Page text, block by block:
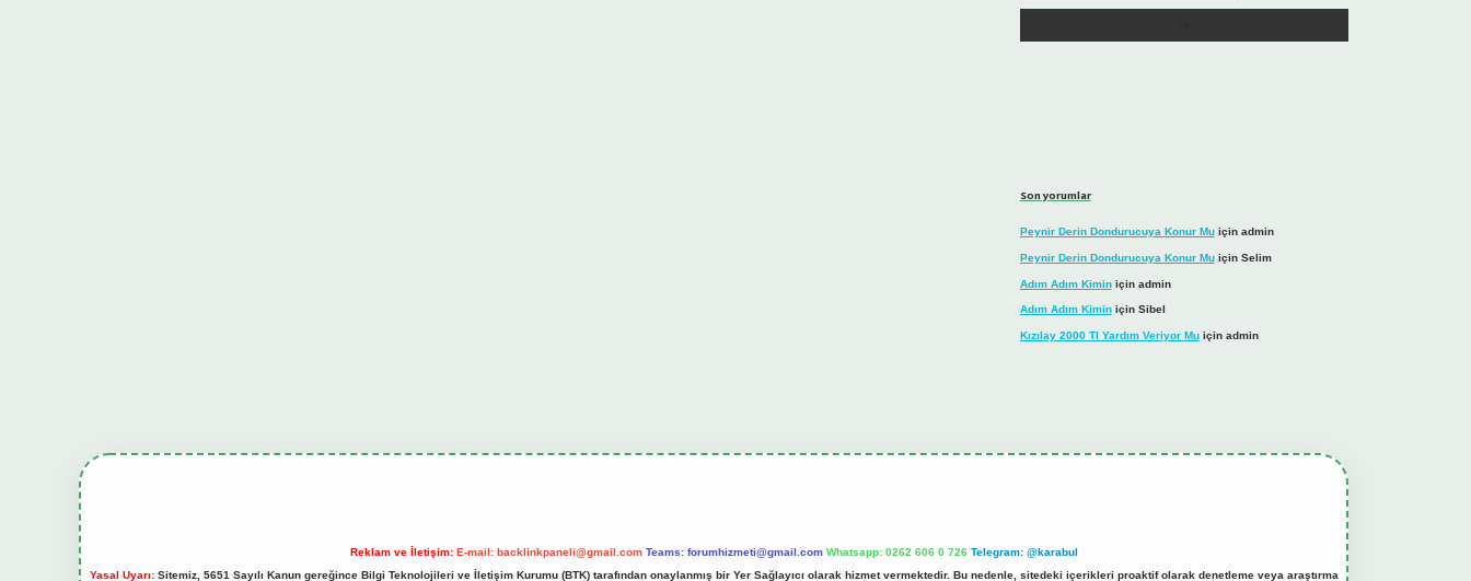
Son yorumlar
Peynir Derin Dondurucuya Konur Muiçin admin
Peynir Derin Dondurucuya Konur Muiçin Selim
Adım Adım Kiminiçin admin
Adım Adım Kiminiçin Sibel
Kızılay 2000 Tl Yardım Veriyor Muiçin admin
Reklam ve İletişim: E-mail: backlinkpaneli@gmail.com Teams: forumhizmeti@gmail.com Whatsapp: 0262 606 0 726 Telegram: @karabul
Yasal Uyarı:Sitemiz, 5651 Sayılı Kanun gereğince Bilgi Teknolojileri ve İletişim Kurumu (BTK) tarafından onaylanmış bir Yer Sağlayıcı olarak hizmet vermektedir. Bu nedenle, sitedeki içerikleri proaktif olarak denetleme veya araştırma